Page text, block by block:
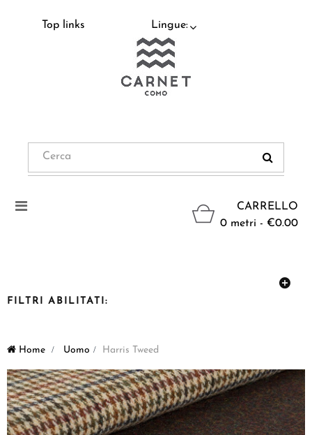
Top links Lingue:
CARRELLO
0 metri - €0.00
Navigazione
FILTRI ABILITATI:
Home > Uomo > Harris Tweed